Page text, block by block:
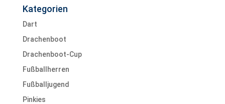
Kategorien
Dart
Drachenboot
Drachenboot-Cup
Fußballherren
Fußballjugend
Pinkies